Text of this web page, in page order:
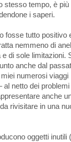
stesso tempo, è più
i saperi.
fosse tutto positivo
nemmeno di
di sole limitazioni.
anche dal
numerosi viaggi
al netto dei
anche
rivisitare in una
oggetti inutili